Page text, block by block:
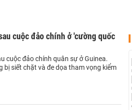
cuộc đảo chính ở 'cường quốc
cuộc đảo chính quân sự ở Guinea.
bị siết chặt và đe dọa tham vọng kiểm